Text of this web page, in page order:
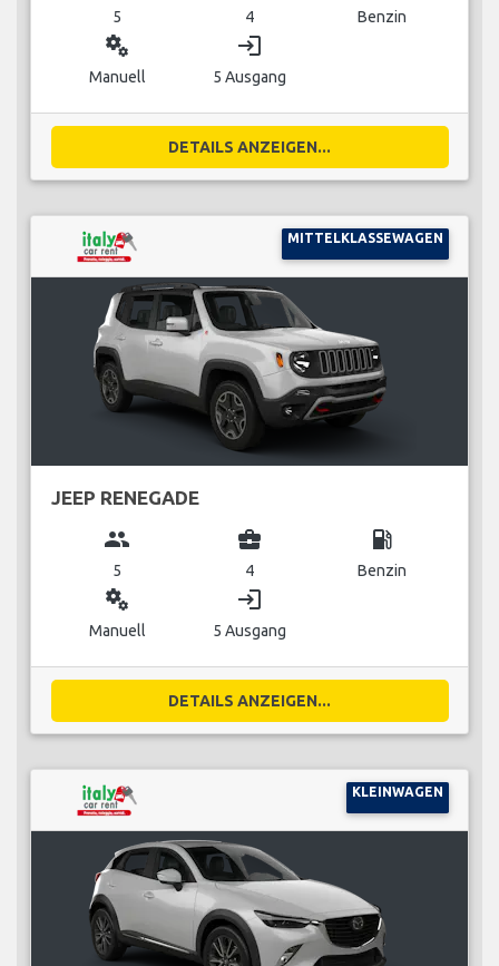
5 4 Benzin
miscellaneous_services
Manuell
login
5 Ausgang
DETAILS ANZEIGEN...
MITTELKLASSEWAGEN
JEEP RENEGADE
group
5
business_center
4
local_gas_station
Benzin
miscellaneous_services
Manuell
login
5 Ausgang
DETAILS ANZEIGEN...
KLEINWAGEN